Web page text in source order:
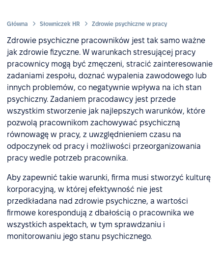
Główna Słowniczek HR Zdrowie psychiczne w pracy
Zdrowie psychiczne pracowników jest tak samo ważne
jak zdrowie fizyczne. W warunkach stresującej pracy
pracownicy mogą być zmęczeni, stracić zainteresowanie
zadaniami zespołu, doznać wypalenia zawodowego lub
innych problemów, co negatywnie wpływa na ich stan
psychiczny. Zadaniem pracodawcy jest przede
wszystkim stworzenie jak najlepszych warunków, które
pozwolą pracownikom zachowywać psychiczną
równowagę w pracy, z uwzględnieniem czasu na
odpoczynek od pracy i możliwości przeorganizowania
pracy wedle potrzeb pracownika.
Aby zapewnić takie warunki, firma musi stworzyć kulturę
korporacyjną, w której efektywność nie jest
przedkładana nad zdrowie psychiczne, a wartości
firmowe korespondują z dbałością o pracownika we
wszystkich aspektach, w tym sprawdzaniu i
monitorowaniu jego stanu psychicznego.